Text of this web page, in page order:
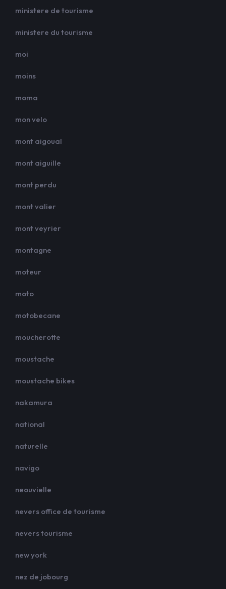
ministere de tourisme
ministere du tourisme
moi
moins
moma
mon velo
mont aigoual
mont aiguille
mont perdu
mont valier
mont veyrier
montagne
moteur
moto
motobecane
moucherotte
moustache
moustache bikes
nakamura
national
naturelle
navigo
neouvielle
nevers office de tourisme
nevers tourisme
new york
nez de jobourg